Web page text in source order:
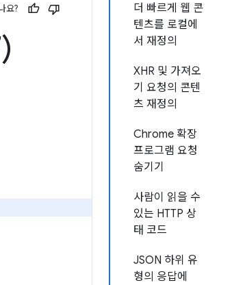
더 빠르게 웹 콘
텐츠를 로컬에
서 재정의
XHR 및 가져오
기 요청의 콘텐
츠 재정의
Chrome 확장
프로그램 요청
숨기기
사람이 읽을 수
있는 HTTP 상
태 코드
JSON 하위 유
형의 응답에
요?